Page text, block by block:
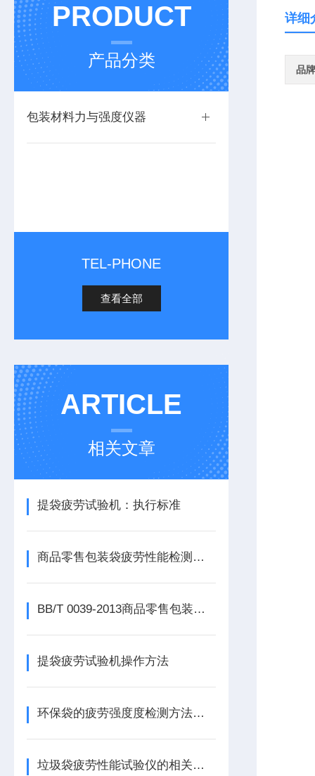
PRODUCT
产品分类
包装材料力与强度仪器
TEL-PHONE
查看全部
ARTICLE
相关文章
提袋疲劳试验机：执行标准
商品零售包装袋疲劳性能检测仪器
BB/T 0039-2013商品零售包装袋物理机械性能试验方法
提袋疲劳试验机操作方法
环保袋的疲劳强度度检测方法介绍
垃圾袋疲劳性能试验仪的相关服务说明
详细
品牌